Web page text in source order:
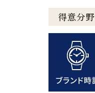
得意分野